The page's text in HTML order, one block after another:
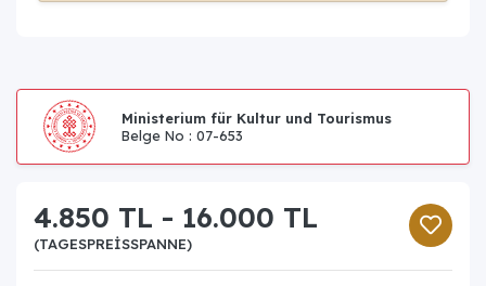
Ministerium für Kultur und Tourismus
Belge No : 07-653
4.850 TL - 16.000 TL
(TAGESPREISSPANNE)